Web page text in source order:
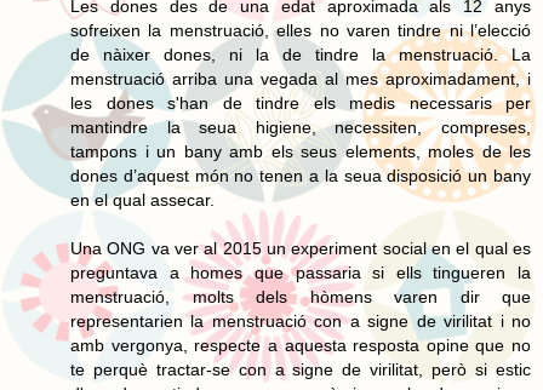
Les dones des de una edat aproximada als 12 anys
sofreixen la menstruació, elles no varen tindre ni l’elecció
de nàixer dones, ni la de tindre la menstruació. La
menstruació arriba una vegada al mes aproximadament, i
les dones s'han de tindre els medis necessaris per
mantindre la seua higiene, necessiten, compreses,
tampons i un bany amb els seus elements, moles de les
dones d’aquest món no tenen a la seua disposició un bany
en el qual assecar.
Una ONG va ver al 2015 un experiment social en el qual es
preguntava a homes que passaria si ells tingueren la
menstruació, molts dels hòmens varen dir que
representarien la menstruació con a signe de virilitat i no
amb vergonya, respecte a aquesta resposta opine que no
te perquè tractar-se con a signe de virilitat, però si estic